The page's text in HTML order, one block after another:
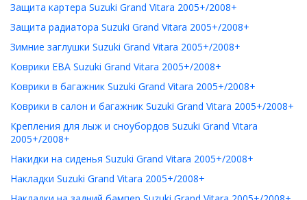
Защита картера Suzuki Grand Vitara 2005+/2008+
Защита радиатора Suzuki Grand Vitara 2005+/2008+
Зимние заглушки Suzuki Grand Vitara 2005+/2008+
Коврики ЕВА Suzuki Grand Vitara 2005+/2008+
Коврики в багажник Suzuki Grand Vitara 2005+/2008+
Коврики в салон и багажник Suzuki Grand Vitara 2005+/2008+
Крепления для лыж и сноубордов Suzuki Grand Vitara
2005+/2008+
Накидки на сиденья Suzuki Grand Vitara 2005+/2008+
Накладки Suzuki Grand Vitara 2005+/2008+